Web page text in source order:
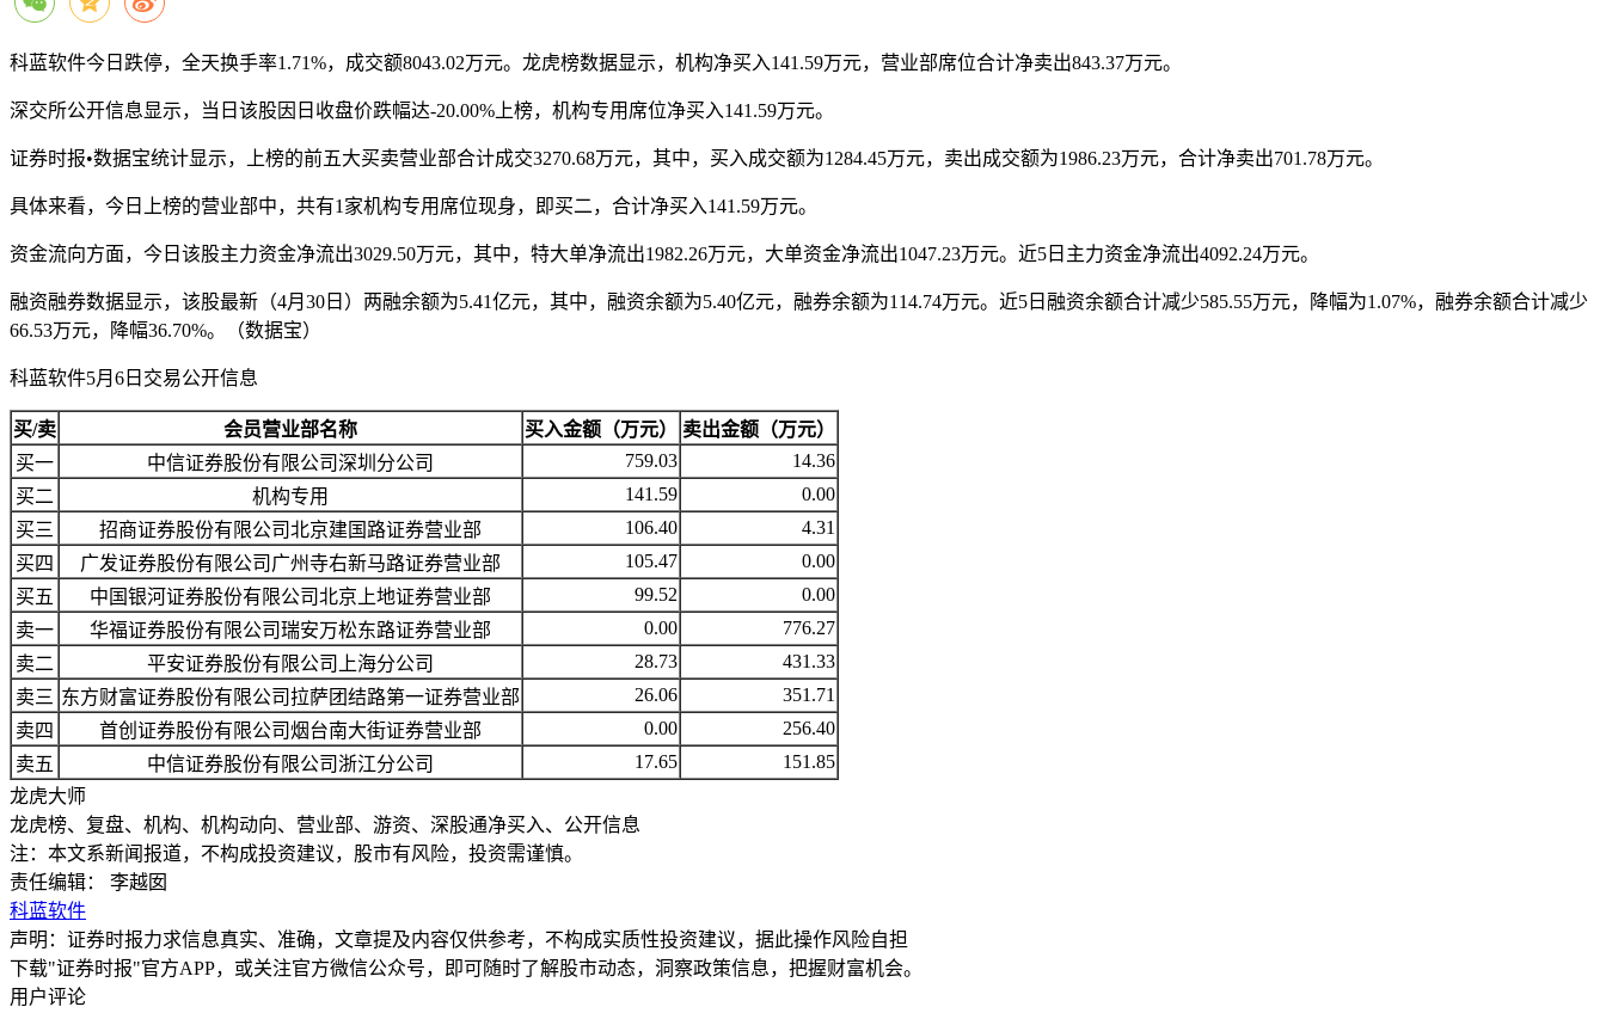
科蓝软件今日跌停，全天换手率1.71%，成交额8043.02万元。龙虎榜数据显示，机构净买入141.59万元，营业部席位合计净卖出843.37万元。
深交所公开信息显示，当日该股因日收盘价跌幅达-20.00%上榜，机构专用席位净买入141.59万元。
证券时报•数据宝统计显示，上榜的前五大买卖营业部合计成交3270.68万元，其中，买入成交额为1284.45万元，卖出成交额为1986.23万元，合计净卖出701.78万元。
具体来看，今日上榜的营业部中，共有1家机构专用席位现身，即买二，合计净买入141.59万元。
资金流向方面，今日该股主力资金净流出3029.50万元，其中，特大单净流出1982.26万元，大单资金净流出1047.23万元。近5日主力资金净流出4092.24万元。
融资融券数据显示，该股最新（4月30日）两融余额为5.41亿元，其中，融资余额为5.40亿元，融券余额为114.74万元。近5日融资余额合计减少585.55万元，降幅为1.07%，融券余额合计减少
66.53万元，降幅36.70%。（数据宝）
科蓝软件5月6日交易公开信息
买/卖 会员营业部名称 买入金额（万元）
卖出金额（万元）
买一
中信证券股份有限公司深圳分公司 759.03
14.36
买二
机构专用 141.59
0.00
买三
招商证券股份有限公司北京建国路证券营业部 106.40
4.31
买四
广发证券股份有限公司广州寺右新马路证券营业部 105.47
0.00
买五
中国银河证券股份有限公司北京上地证券营业部 99.52
0.00
卖一
华福证券股份有限公司瑞安万松东路证券营业部 0.00
776.27
卖二
平安证券股份有限公司上海分公司 28.73
431.33
卖三 东方财富证券股份有限公司拉萨团结路第一证券营业部 26.06
351.71
卖四
首创证券股份有限公司烟台南大街证券营业部 0.00
256.40
卖五
中信证券股份有限公司浙江分公司 17.65
151.85
龙虎大师
龙虎榜、复盘、机构、机构动向、营业部、游资、深股通净买入、公开信息
注：本文系新闻报道，不构成投资建议，股市有风险，投资需谨慎。
责任编辑： 李越囡
科蓝软件
声明：证券时报力求信息真实、准确，文章提及内容仅供参考，不构成实质性投资建议，据此操作风险自担
下载"证券时报"官方APP，或关注官方微信公众号，即可随时了解股市动态，洞察政策信息，把握财富机会。
用户评论